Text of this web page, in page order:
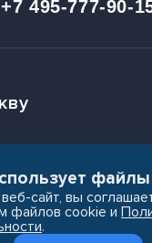
+7 495-777-90-
сайт, вы
файлов cookie и
.